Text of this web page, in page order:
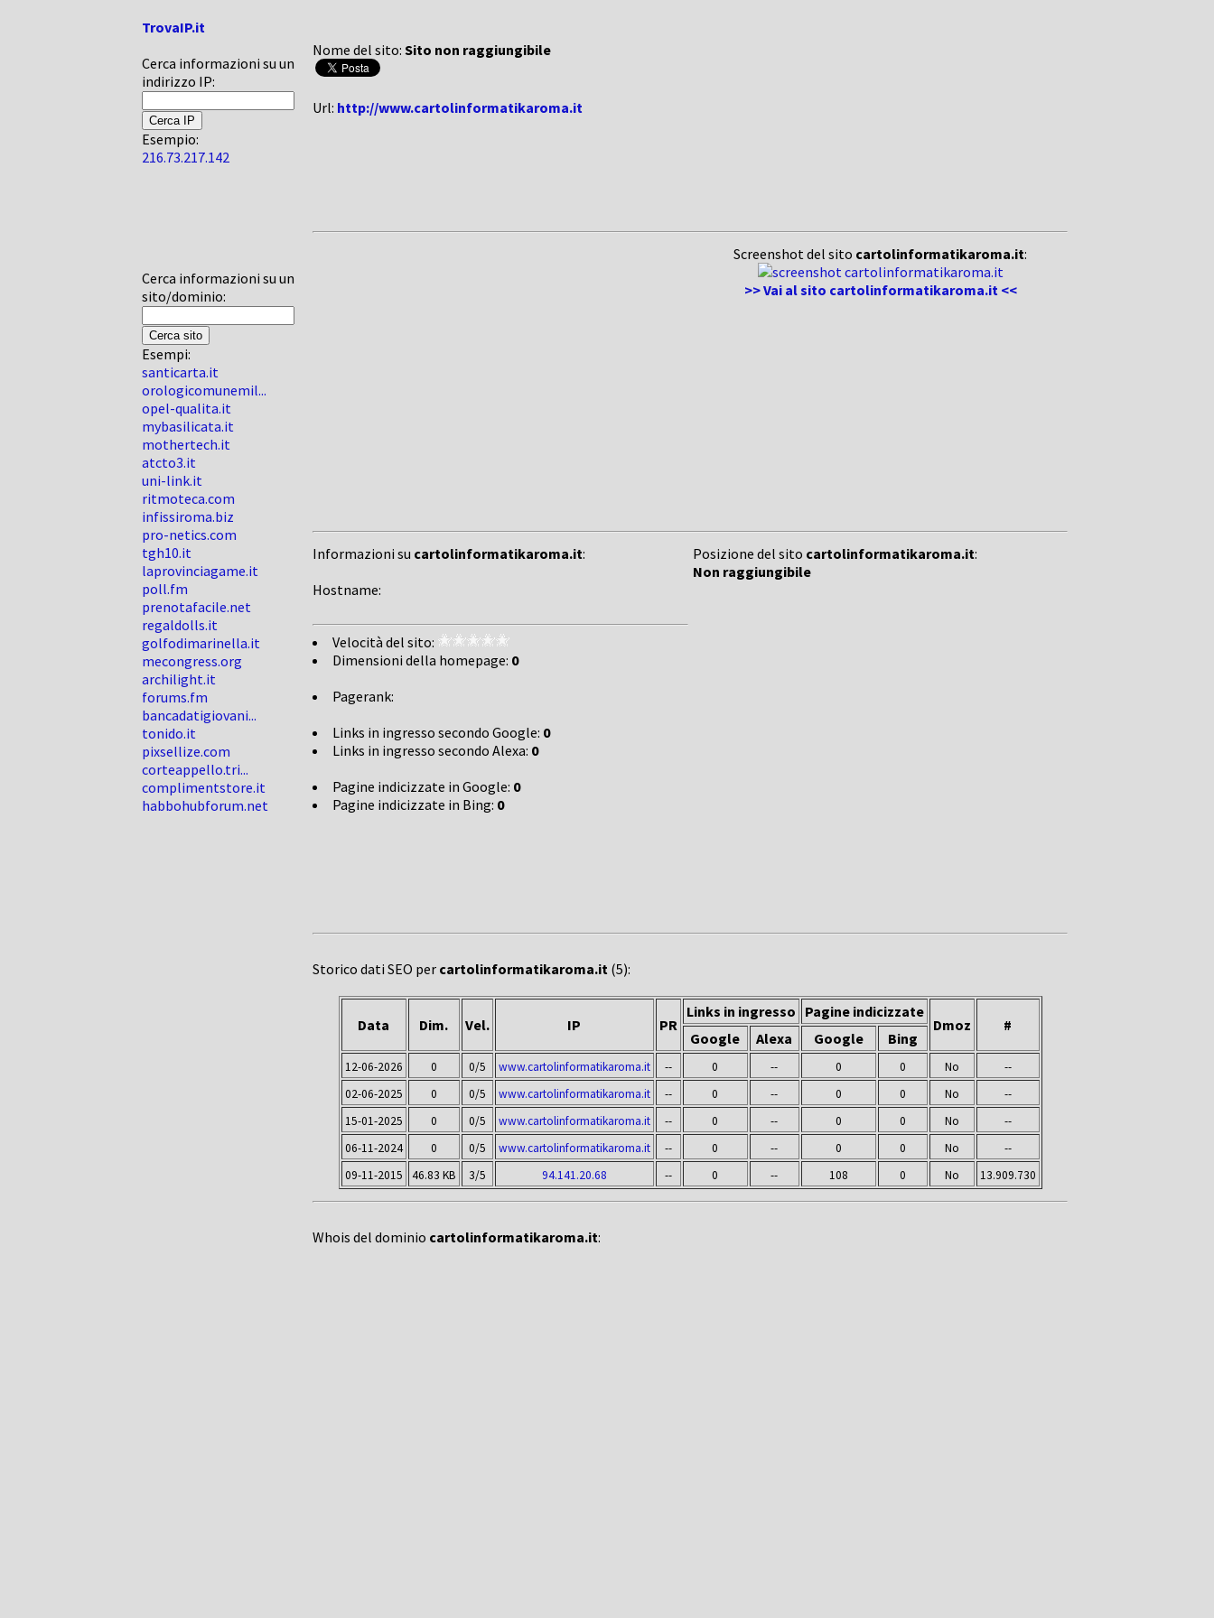
TrovaIP.it
Cerca informazioni su un
indirizzo IP:
Esempio:
216.73.217.142
Cerca informazioni su un
sito/dominio:
Esempi:
santicarta.it
orologicomunemil...
opel-qualita.it
mybasilicata.it
mothertech.it
atcto3.it
uni-link.it
ritmoteca.com
infissiroma.biz
pro-netics.com
tgh10.it
laprovinciagame.it
poll.fm
prenotafacile.net
regaldolls.it
golfodimarinella.it
mecongress.org
archilight.it
forums.fm
bancadatigiovani...
tonido.it
pixsellize.com
corteappello.tri...
complimentstore.it
habbohubforum.net
Nome del sito: Sito non raggiungibile
Url: http://www.cartolinformatikaroma.it
Screenshot del sito cartolinformatikaroma.it:
>> Vai al sito cartolinformatikaroma.it <<
Informazioni su cartolinformatikaroma.it:
Hostname:
Velocità del sito:
Dimensioni della homepage: 0
Pagerank:
Links in ingresso secondo Google: 0
Links in ingresso secondo Alexa: 0
Pagine indicizzate in Google: 0
Pagine indicizzate in Bing: 0
Posizione del sito cartolinformatikaroma.it:
Non raggiungibile
Storico dati SEO per cartolinformatikaroma.it (5):
Data Dim. Vel. IP PR
Links in ingresso Pagine indicizzate
Dmoz #
Google Alexa Google Bing
12-06-2026 0 0/5 www.cartolinformatikaroma.it -- 0 -- 0 0 No
--
02-06-2025
0 0/5 www.cartolinformatikaroma.it -- 0 -- 0 0 No
--
15-01-2025
0 0/5 www.cartolinformatikaroma.it -- 0 -- 0 0 No
--
06-11-2024
0 0/5 www.cartolinformatikaroma.it -- 0 -- 0 0 No
--
09-11-2015
46.83 KB 3/5 94.141.20.68 -- 0 -- 108 0 No 13.909.730
Whois del dominio cartolinformatikaroma.it: